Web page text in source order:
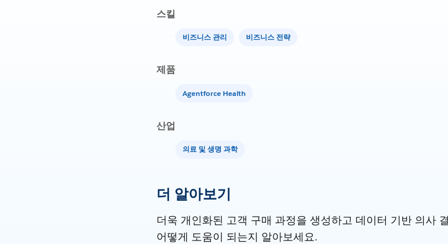
스킬
비즈니스 관리 비즈니스 전략
제품
Agentforce Health
산업
의료 및 생명 과학
더 알아보기
더욱 개인화된 고객 구매 과정을 생성하고 데이터 기반 의사
어떻게 도움이 되는지 알아보세요.